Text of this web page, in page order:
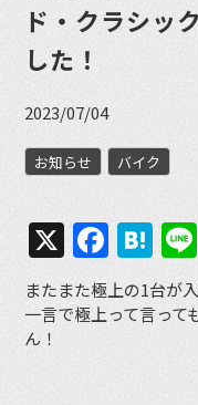
ド・クラシッ
した！
2023/07/04
お知らせ バイク
X
またまた極上の1台が
一言で極上って言って
ん！